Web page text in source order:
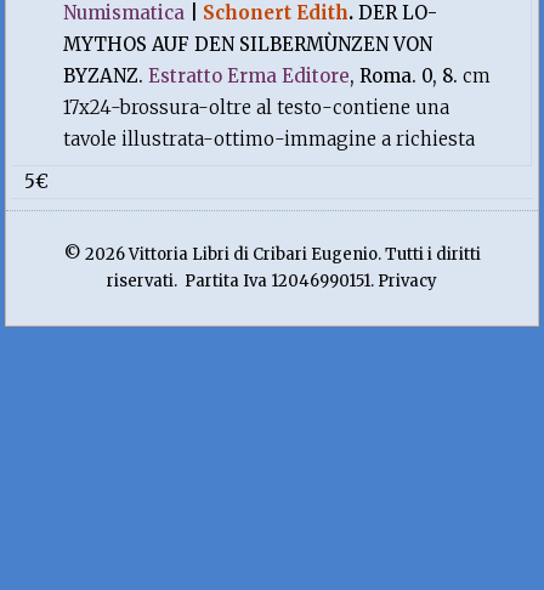
Numismatica
Schonert Edith.DER LO-
MYTHOS AUF DEN SILBERMÙNZEN VON
BYZANZ.Estratto Erma Editore, Roma. 0, 8.cm
17x24-brossura-oltre al testo-contiene una
tavole illustrata-ottimo-immagine a richiesta
5€
© 2026 Vittoria Libri di Cribari Eugenio. Tutti i diritti
riservati. Partita Iva 12046990151. Privacy